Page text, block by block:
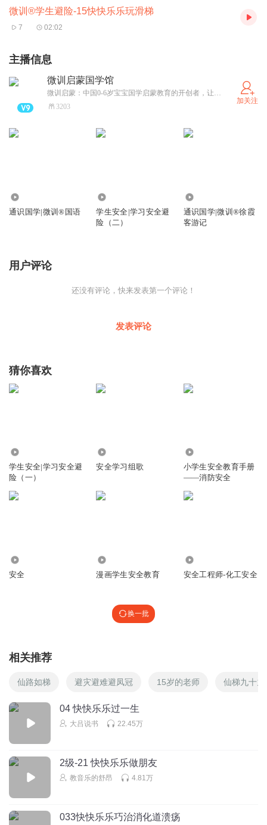
微训®学生避险-15快快乐乐玩滑梯
7 02:02
主播信息
微训启蒙国学馆
微训启蒙：中国0-6岁宝宝国学启蒙教育的开创者，让宝宝从小树立“仁义礼智信”的好品质，宝宝的未来更放心！
3203
加关注
通识国学|微训®国语
学生安全|学习安全避
险（二）
通识国学|微训®徐霞
客游记
用户评论
还没有评论，快来发表第一个评论！
发表评论
猜你喜欢
学生安全|学习安全避
险（一）
安全学习组歌
小学生安全教育手册
——消防安全
安全 漫画学生安全教育 安全工程师-化工安全
换一批
相关推荐
仙路如梯 避灾避难避凤冠 15岁的老师 仙梯九十九
04 快快乐乐过一生
大吕说书 22.45万
2级-21 快快乐乐做朋友
教音乐的舒昂 4.81万
033快快乐乐巧治消化道溃疡